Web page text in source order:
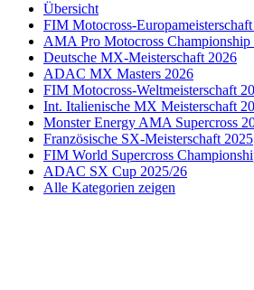
Übersicht
FIM Motocross-
AMA Pro Motocross Championship
Deutsche MX-Meisterschaft 2026
ADAC MX Masters 2026
FIM Motocross-Weltmeisterschaft
Int. Italienische MX Meisterschaft
Monster Energy AMA Supercross
Französische SX-Meisterschaft 2025
FIM World Supercross
ADAC SX Cup 2025/26
Alle Kategorien zeigen